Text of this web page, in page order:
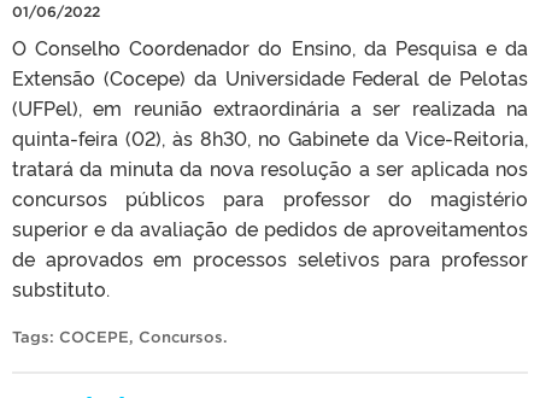
01/06/2022
O Conselho Coordenador do Ensino, da Pesquisa e da
Extensão (Cocepe) da Universidade Federal de Pelotas
(UFPel), em reunião extraordinária a ser realizada na
quinta-feira (02), às 8h30, no Gabinete da Vice-Reitoria,
tratará da minuta da nova resolução a ser aplicada nos
concursos públicos para professor do magistério
superior e da avaliação de pedidos de aproveitamentos
de aprovados em processos seletivos para professor
substituto.
Tags: COCEPE, Concursos.